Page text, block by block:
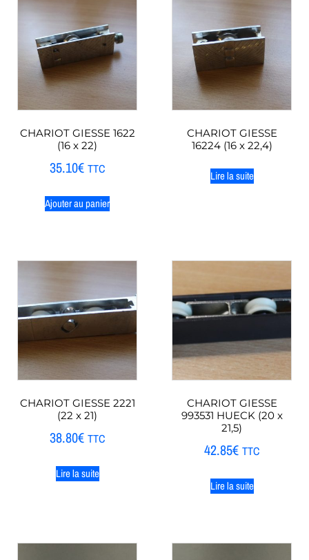
CHARIOT GIESSE 1622
(16 x 22)
35.10€ TTC
Ajouter au panier
CHARIOT GIESSE
16224 (16 x 22,4)
Lire la suite
CHARIOT GIESSE 2221
(22 x 21)
38.80€ TTC
Lire la suite
CHARIOT GIESSE
993531 HUECK (20 x
21,5)
42.85€ TTC
Lire la suite